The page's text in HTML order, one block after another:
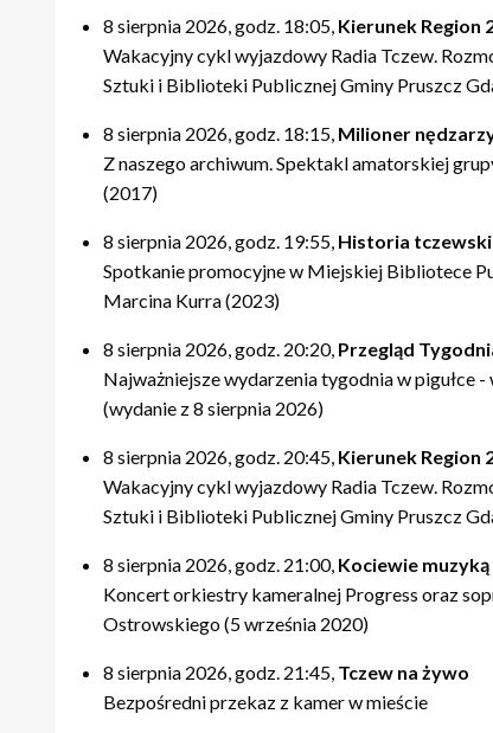
8 sierpnia 2026, godz. 18:05, Kierunek Region
Wakacyjny cykl wyjazdowy Radia Tczew.
Sztuki i Biblioteki Publicznej Gminy Pruszcz
8 sierpnia 2026, godz. 18:15, Milioner
Z naszego archiwum. Spektakl amatorskiej
(2017)
8 sierpnia 2026, godz. 19:55, Historia
Spotkanie promocyjne w Miejskiej Bibliotece
Marcina Kurra (2023)
8 sierpnia 2026, godz. 20:20, Przegląd
Najważniejsze wydarzenia tygodnia w pigułce
(wydanie z 8 sierpnia 2026)
8 sierpnia 2026, godz. 20:45, Kierunek Region
Wakacyjny cykl wyjazdowy Radia Tczew.
Sztuki i Biblioteki Publicznej Gminy Pruszcz
8 sierpnia 2026, godz. 21:00, Kociewie
Koncert orkiestry kameralnej Progress oraz
Ostrowskiego (5 września 2020)
8 sierpnia 2026, godz. 21:45, Tczew na żywo
Bezpośredni przekaz z kamer w mieście